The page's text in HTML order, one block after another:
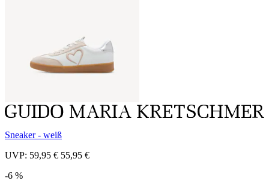
Sneaker - weiß
UVP: 59,95 € 55,95 €
-6 %